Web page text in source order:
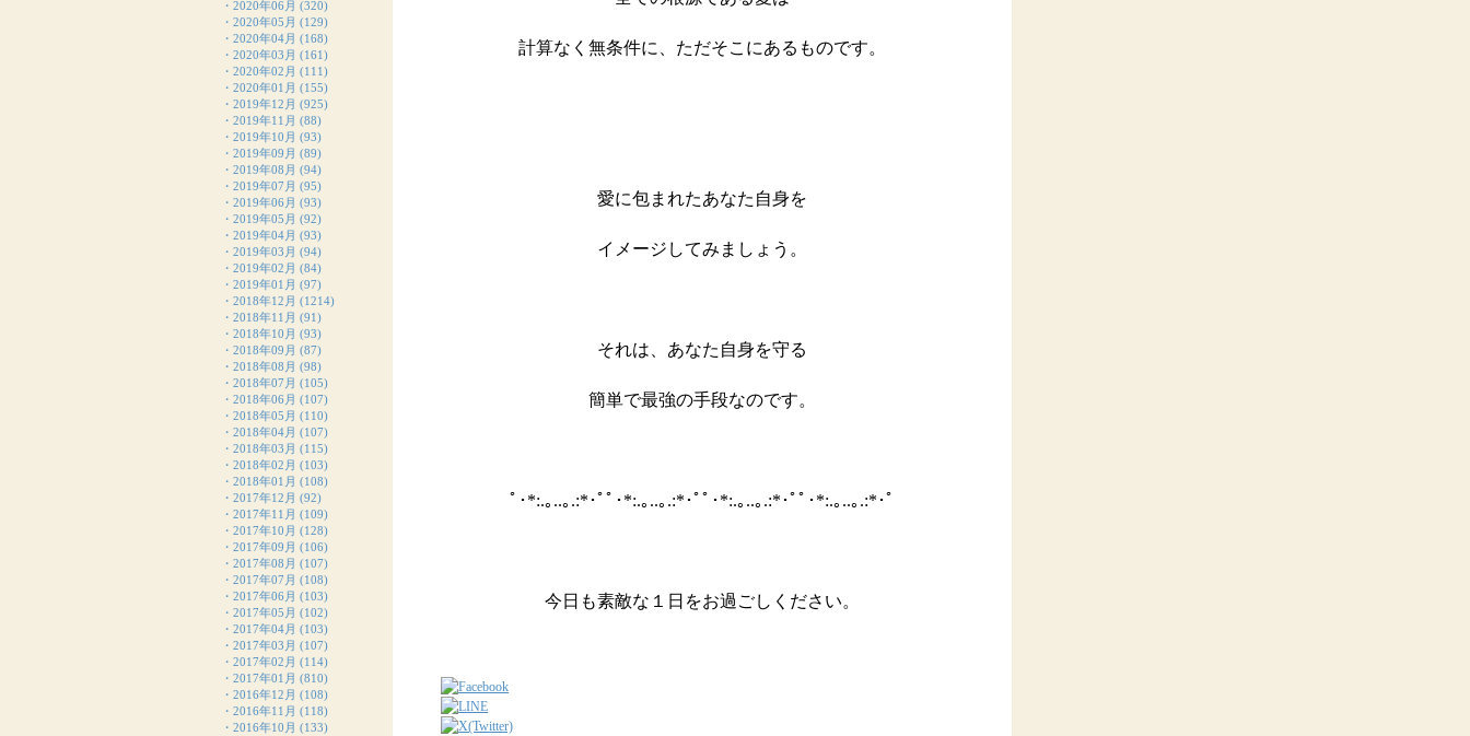
計算なく無条件に、ただそこにあるものです。
愛に包まれたあなた自身を
イメージしてみましょう。
それは、あなた自身を守る
簡単で最強の手段なのです。
ﾟ･*:.｡..｡.:*･ﾟﾟ･*:.｡..｡.:*･ﾟﾟ･*:.｡..｡.:*･ﾟﾟ･*:.｡..｡.:*･ﾟ
今日も素敵な１日をお過ごしください。
・ 2020年06月 (320)
・ 2020年05月 (129)
・ 2020年04月 (168)
・ 2020年03月 (161)
・ 2020年02月 (111)
・ 2020年01月 (155)
・ 2019年12月 (925)
・ 2019年11月 (88)
・ 2019年10月 (93)
・ 2019年09月 (89)
・ 2019年08月 (94)
・ 2019年07月 (95)
・ 2019年06月 (93)
・ 2019年05月 (92)
・ 2019年04月 (93)
・ 2019年03月 (94)
・ 2019年02月 (84)
・ 2019年01月 (97)
・ 2018年12月 (1214)
・ 2018年11月 (91)
・ 2018年10月 (93)
・ 2018年09月 (87)
・ 2018年08月 (98)
・ 2018年07月 (105)
・ 2018年06月 (107)
・ 2018年05月 (110)
・ 2018年04月 (107)
・ 2018年03月 (115)
・ 2018年02月 (103)
・ 2018年01月 (108)
・ 2017年12月 (92)
・ 2017年11月 (109)
・ 2017年10月 (128)
・ 2017年09月 (106)
・ 2017年08月 (107)
・ 2017年07月 (108)
・ 2017年06月 (103)
・ 2017年05月 (102)
・ 2017年04月 (103)
・ 2017年03月 (107)
・ 2017年02月 (114)
・ 2017年01月 (810)
・ 2016年12月 (108)
・ 2016年11月 (118)
・ 2016年10月 (133)